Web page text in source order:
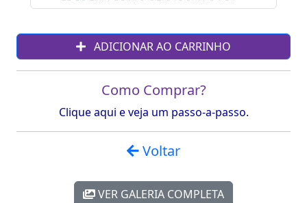
ADICIONAR AO CARRINHO
Como Comprar?
Clique aqui e veja um passo-a-passo.
Voltar
VER GALERIA COMPLETA